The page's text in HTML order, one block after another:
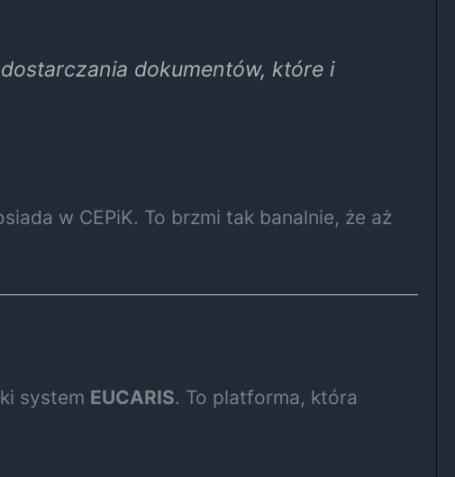
dokumentów, które i
w CEPiK. To brzmi tak banalnie, że aż
system EUCARIS. To platforma, która